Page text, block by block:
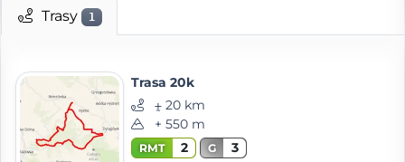
Trasy 1
Trasa 20k
⨦ 20 km
+ 550 m
RMT 2 G 3